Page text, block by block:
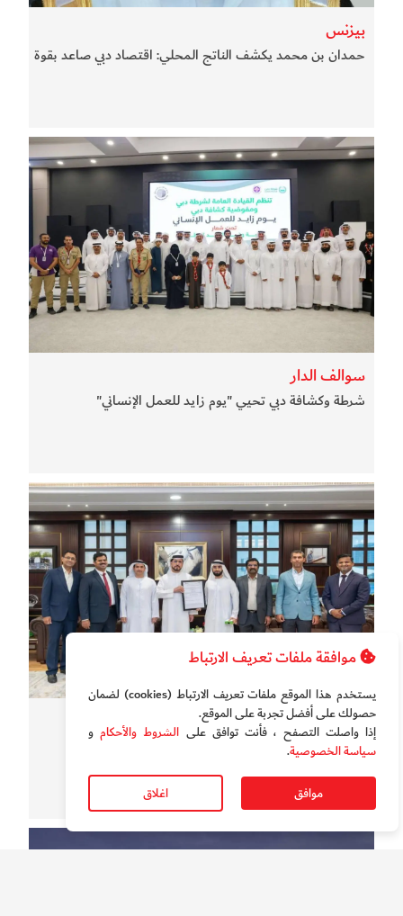
بيزنس
حمدان بن محمد يكشف الناتج المحلي: اقتصاد دبي صاعد بقوة
سوالف الدار
شرطة وكشافة دبي تحيي "يوم زايد للعمل الإنساني"
سوالف الدار
شهادة أوروبية لجهاز من دبي "يتصل بالفضاء"
موافقة ملفات تعريف الارتباط
يستخدم هذا الموقع ملفات تعريف الارتباط (cookies) لضمان
حصولك على أفضل تجربة على الموقع‏.
إذا واصلت التصفح ، فأنت توافق على الشروط والأحكامو
سياسة الخصوصية.
موافق اغلاق